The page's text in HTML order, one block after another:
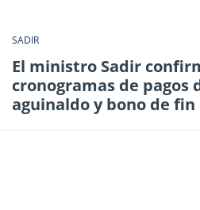
SADIR
El ministro Sadir
cronogramas de pagos
aguinaldo y bono de fin